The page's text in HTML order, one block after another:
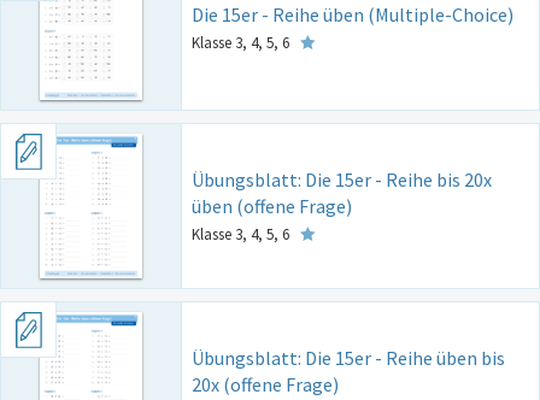
Die 15er - Reihe üben (Multiple-Choice)
Klasse 3, 4, 5, 6
Übungsblatt: Die 15er - Reihe bis 20x
üben (offene Frage)
Klasse 3, 4, 5, 6
Übungsblatt: Die 15er - Reihe üben bis
20x (offene Frage)